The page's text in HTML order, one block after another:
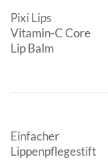
Pixi Lips
Vitamin-C Core
Lip Balm
Einfacher
Lippenpflegestift